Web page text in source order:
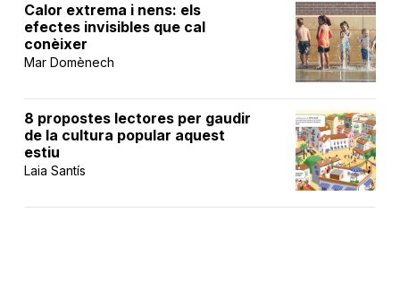
Calor extrema i nens: els
efectes invisibles que cal
conèixer
Mar Domènech
8 propostes lectores per gaudir
de la cultura popular aquest
estiu
Laia Santís